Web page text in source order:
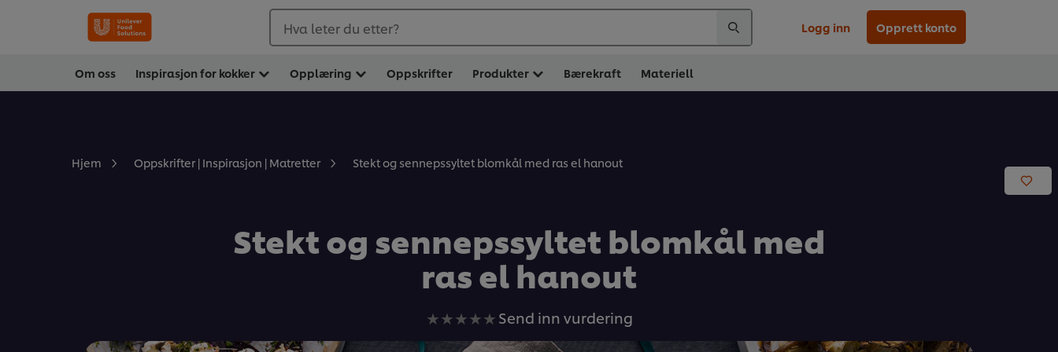
Hva leter du etter? Logg inn Opprett konto
Om oss Inspirasjon for kokker Opplæring Oppskrifter Produkter Bærekraft Materiell
Hjem Oppskrifter | Inspirasjon | Matretter Stekt og sennepssyltet blomkål med ras el hanout
Stekt og sennepssyltet blomkål med
ras el hanout
Ingen
vurderinger
Send inn vurdering